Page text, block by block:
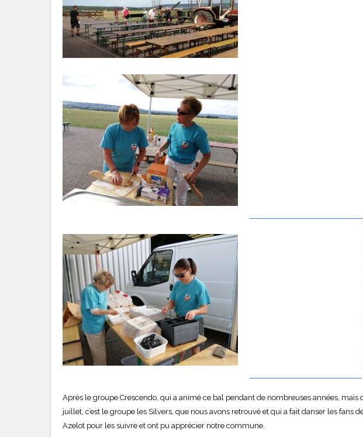
Après le groupe Crescendo, qui a animé ce bal pendant de nombreuses années, mais
juillet, c’est le groupe les Silvers, que nous avons retrouvé et qui a fait danser les
Azelot pour les suivre et ont pu apprécier notre commune.